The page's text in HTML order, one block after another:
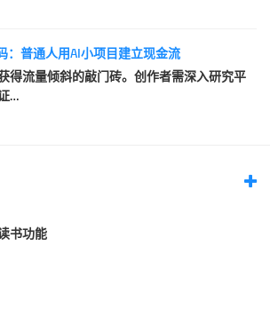
：普通人用AI小项目建立现金流
得流量倾斜的敲门砖。创作者需深入研究平
…
书功能